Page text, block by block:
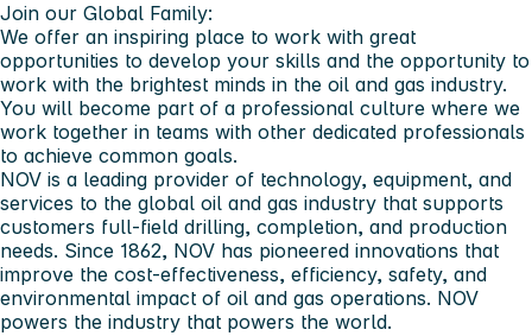
Join our Global Family:
We offer an inspiring place to work with great
opportunities to develop your skills and the opportunity to
work with the brightest minds in the oil and gas industry.
You will become part of a professional culture where we
work together in teams with other dedicated professionals
to achieve common goals.
NOV is a leading provider of technology, equipment, and
services to the global oil and gas industry that supports
customers full-field drilling, completion, and production
needs. Since 1862, NOV has pioneered innovations that
improve the cost-effectiveness, efficiency, safety, and
environmental impact of oil and gas operations. NOV
powers the industry that powers the world.